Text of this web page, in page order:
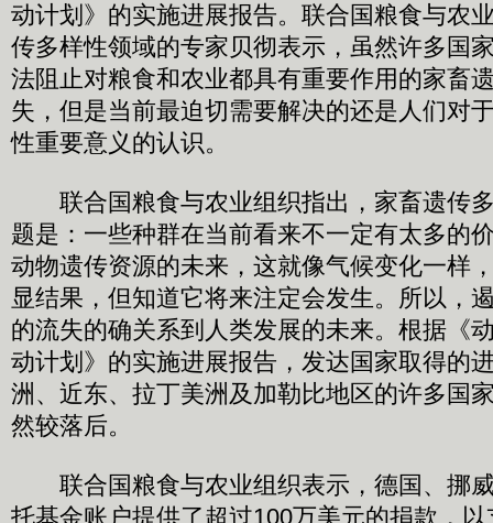
动计划》的实施进展报告。联合国粮食与农
传多样性领域的专家贝彻表示，虽然许多国
法阻止对粮食和农业都具有重要作用的家畜
失，但是当前最迫切需要解决的还是人们对
性重要意义的认识。
联合国粮食与农业组织指出，家畜遗传
题是：一些种群在当前看来不一定有太多的
动物遗传资源的未来，这就像气候变化一样
显结果，但知道它将来注定会发生。所以，
的流失的确关系到人类发展的未来。根据《
动计划》的实施进展报告，发达国家取得的
洲、近东、拉丁美洲及加勒比地区的许多国
然较落后。
联合国粮食与农业组织表示，德国、挪
托基金账户提供了超过100万美元的捐款，